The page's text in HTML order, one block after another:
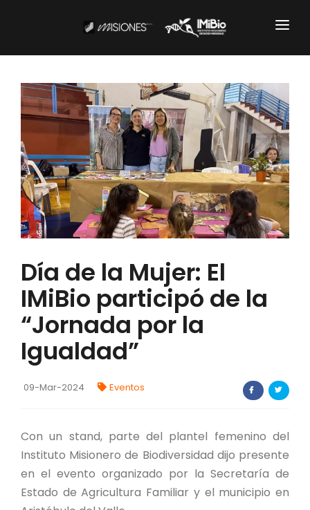
CARTOGRAFÍA
DOCUMENTOS INSTITUCIONALES
EL IMIBIO
NOTICIAS
Productos y Servicios
RESGUARDO DE COLECCIONES
BIOBANCO
FORTALECIMIENTO DE RECURSOS
ALIMENTICIOS
INVENTARIO DE LA BIODIVERSIDAD MISIONERA
investigadores
FORMULARIO DE REGISTRO DE
INVESTIGADORES
Día de la Mujer: El
IMiBio participó de la
“Jornada por la
Igualdad”
09-Mar-2024 Eventos
Con un stand, parte del plantel femenino del
Instituto Misionero de Biodiversidad dijo presente
en el evento organizado por la Secretaría de
Estado de Agricultura Familiar y el municipio en